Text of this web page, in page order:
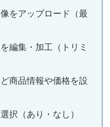
をアップロード（最
編集・加工（トリミ
商品情報や価格を設
択（あり・なし）